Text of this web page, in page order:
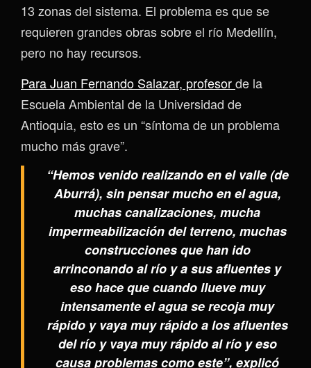
13 zonas del sistema. El problema es que se
requieren grandes obras sobre el río Medellín,
pero no hay recursos.
Para Juan Fernando Salazar, profesorde la
Escuela Ambiental de la Universidad de
Antioquia, esto es un “síntoma de un problema
mucho más grave”.
“Hemos venido realizando en el valle (de
Aburrá), sin pensar mucho en el agua,
muchas canalizaciones, mucha
impermeabilización del terreno, muchas
construcciones que han ido
arrinconando al río y a sus afluentes y
eso hace que cuando llueve muy
intensamente el agua se recoja muy
rápido y vaya muy rápido a los afluentes
del río y vaya muy rápido al río y eso
causa problemas como este”, explicó